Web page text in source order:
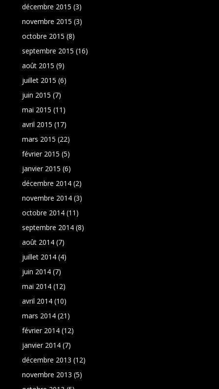
décembre 2015 (3)
novembre 2015 (3)
octobre 2015 (8)
septembre 2015 (16)
août 2015 (9)
juillet 2015 (6)
juin 2015 (7)
mai 2015 (11)
avril 2015 (17)
mars 2015 (22)
février 2015 (5)
janvier 2015 (6)
décembre 2014(2)
novembre 2014(3)
octobre 2014(11)
septembre 2014(8)
août 2014(7)
juillet 2014(4)
juin 2014(7)
mai 2014(12)
avril 2014(10)
mars 2014(21)
février 2014(12)
janvier 2014(7)
décembre 2013 (12)
novembre 2013 (5)